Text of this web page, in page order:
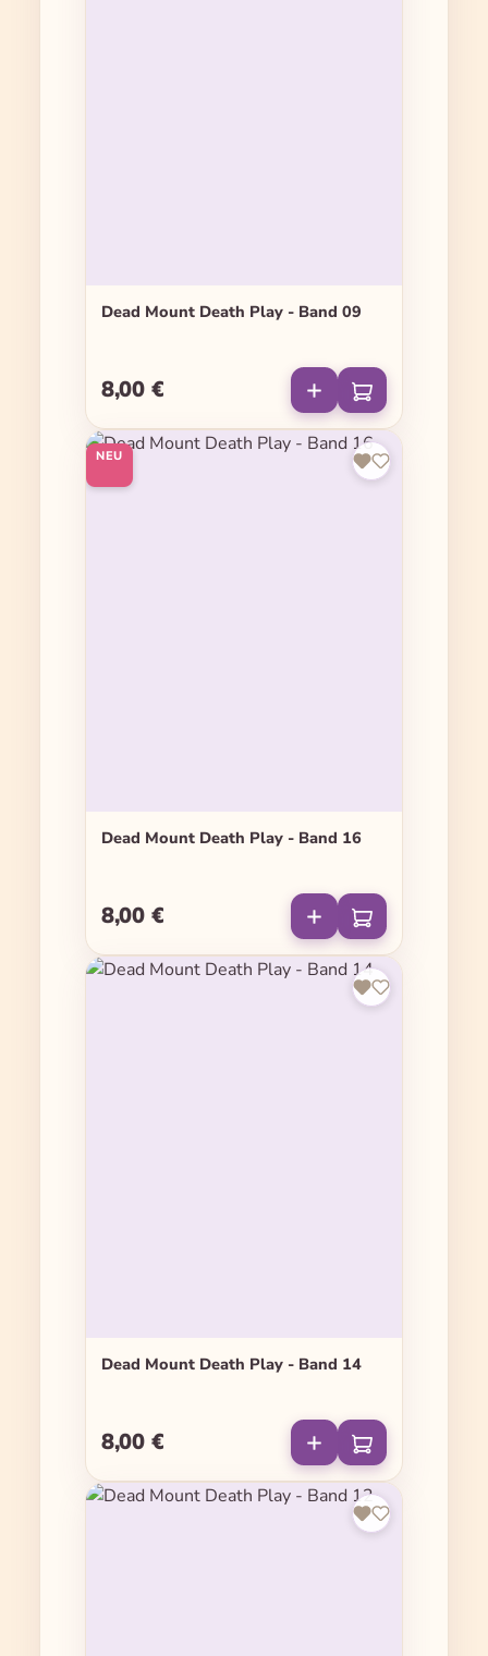
Dead Mount Death Play - Band 09
Regulärer Preis:
8,00 €
NEU
Dead Mount Death Play - Band 16
Regulärer Preis:
8,00 €
Dead Mount Death Play - Band 14
Regulärer Preis:
8,00 €